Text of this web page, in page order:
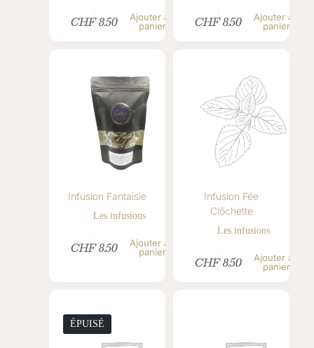
CHF8.50
Ajouter au
panier
CHF8.50
Ajouter au
panier
Infusion Fantaisie
Les infusions
CHF8.50
Ajouter au
panier
Infusion Fée
Clôchette
Les infusions
CHF8.50
Ajouter au
panier
ÉPUISÉ